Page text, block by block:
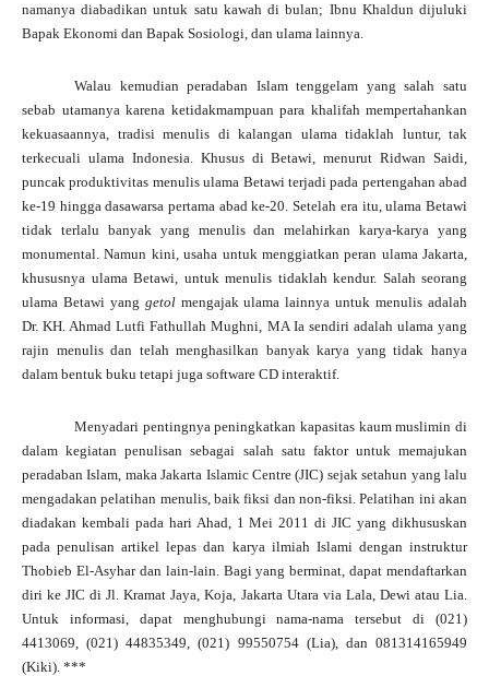
namanya diabadikan untuk satu kawah di bulan; Ibnu Khaldun dijuluki
Bapak Ekonomi dan Bapak Sosiologi, dan ulama lainnya.
Walau kemudian peradaban Islam tenggelam yang salah satu
sebab utamanya karena ketidakmampuan para khalifah mempertahankan
kekuasaannya, tradisi menulis di kalangan ulama tidaklah luntur, tak
terkecuali ulama Indonesia. Khusus di Betawi, menurut Ridwan Saidi,
puncak produktivitas menulis ulama Betawi terjadi pada pertengahan abad
ke-19 hingga dasawarsa pertama abad ke-20.Setelah era itu, ulama Betawi
tidak terlalu banyak yang menulis dan melahirkan karya-karya yang
monumental. Namun kini, usaha untuk menggiatkan peran ulama Jakarta,
khususnya ulama Betawi, untuk menulis tidaklah kendur. Salah seorang
ulama Betawi yang getol mengajak ulama lainnya untuk menulis adalah
Dr. KH. Ahmad Lutfi Fathullah Mughni, MA Ia sendiri adalah ulama yang
rajin menulis dan telah menghasilkan banyak karya yang tidak hanya
dalam bentuk buku tetapi juga software CD interaktif.
Menyadari pentingnya peningkatkan kapasitas kaum muslimin di
dalam kegiatan penulisan sebagai salah satu faktor untuk memajukan
peradaban Islam, maka Jakarta Islamic Centre (JIC) sejak setahun yang lalu
mengadakan pelatihan menulis, baik fiksi dan non-fiksi. Pelatihan ini akan
diadakan kembali pada hari Ahad, 1 Mei 2011 di JIC yang dikhususkan
pada penulisan artikel lepas dan karya ilmiah Islami dengan instruktur
Thobieb El-Asyhar dan lain-lain. Bagi yang berminat, dapat mendaftarkan
diri ke JIC di Jl. Kramat Jaya, Koja, Jakarta Utara via Lala, Dewi atau Lia.
Untuk informasi, dapat menghubungi nama-nama tersebut di (021)
4413069, (021) 44835349, (021) 99550754 (Lia), dan 081314165949
(Kiki). ***